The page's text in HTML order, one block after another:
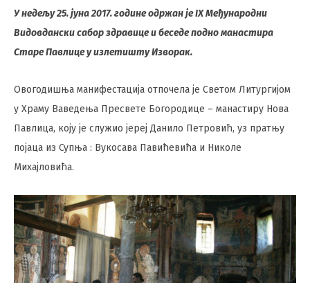
У недељу 25. јуна 2017. године одржан је IX Међународни
Видовдански сабор здравице и беседе подно манастира
Старе Павлице у излетишту Изворак.
Овогодишња манифестација отпочела је Светом Литургијом
у Храму Ваведења Пресвете Богородице – манастиру Нова
Павлица, коју је служио јереј Данило Петровић, уз пратњу
појаца из Супња : Вукосава Павићевића и Николе
Михајловића.